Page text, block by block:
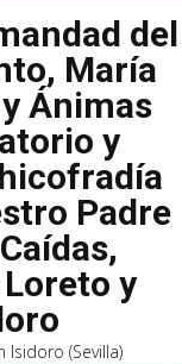
del
María
Ánimas
y
Padre
y
(Sevilla)